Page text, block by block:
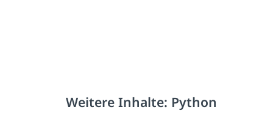
Weitere Inhalte: Python